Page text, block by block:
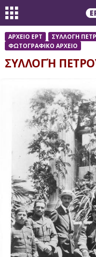
ΑΡΧΕΙΟ ΕΡΤ ΣΥΛΛΟΓΗ
ΦΩΤΟΓΡΑΦΙΚΟ ΑΡΧΕΙΟ
ΣΥΛΛΟΓΉ